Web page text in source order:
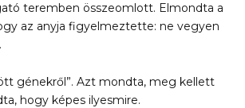
teremben összeomlott. Elmondta a
az anyja figyelmeztette: ne vegyen
génekről”. Azt mondta, meg kellett
hogy képes ilyesmire.